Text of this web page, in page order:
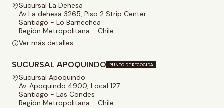
Sucursal La Dehesa
Av La dehesa 3265, Piso 2 Strip Center
Santiago - Lo Barnechea
Región Metropolitana - Chile
Ver más detalles
SUCURSAL APOQUINDO PUNTO DE RECOGIDA
Sucursal Apoquindo
Av. Apoquindo 4900, Local 127
Santiago - Las Condes
Región Metropolitana - Chile